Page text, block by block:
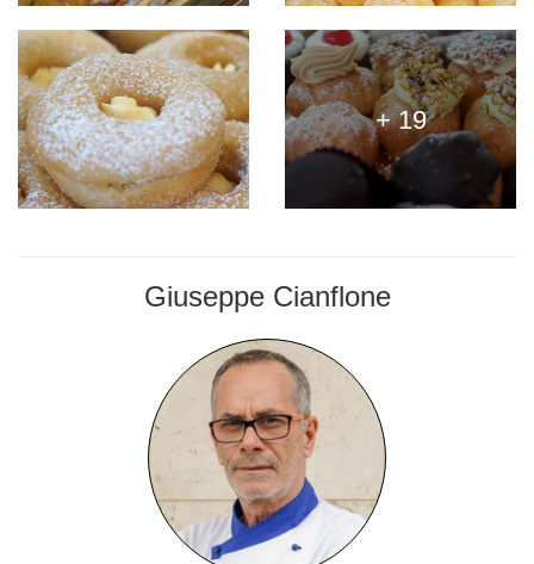
+ 19
Giuseppe Cianflone
PASTICCERE